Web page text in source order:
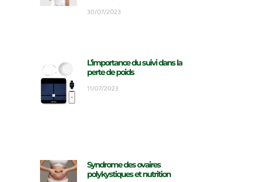
30/07/2023
L’importance du suivi dans la
perte de poids
11/07/2023
Syndrome des ovaires
polykystiques et nutrition